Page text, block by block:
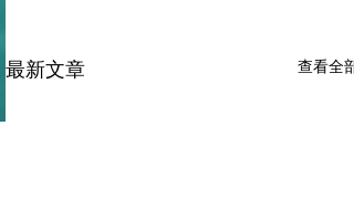
最新文章 查看全部